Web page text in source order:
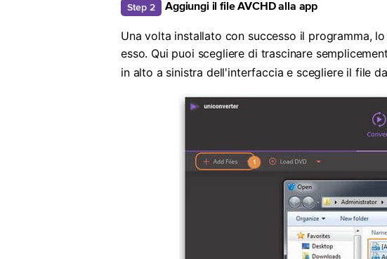
Step 2 Aggiungi il file AVCHD alla app
Una volta installato con successo il programma,
esso. Qui puoi scegliere di trascinare
in alto a sinistra dell'interfaccia e scegliere il file